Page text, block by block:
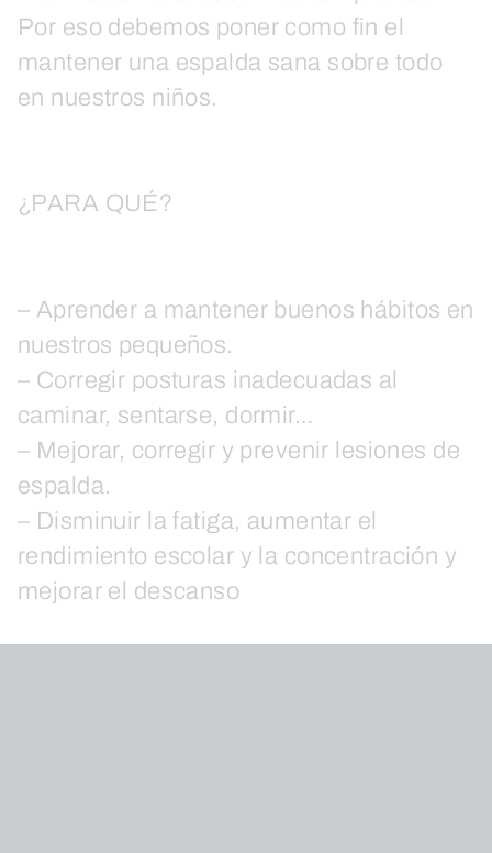
Por eso debemos poner como fin el
mantener una espalda sana sobre todo
en nuestros niños.
¿PARA QUÉ?
– Aprender a mantener buenos hábitos en
nuestros pequeños.
– Corregir posturas inadecuadas al
caminar, sentarse, dormir…
– Mejorar, corregir y prevenir lesiones de
espalda.
– Disminuir la fatiga, aumentar el
rendimiento escolar y la concentración y
mejorar el descanso